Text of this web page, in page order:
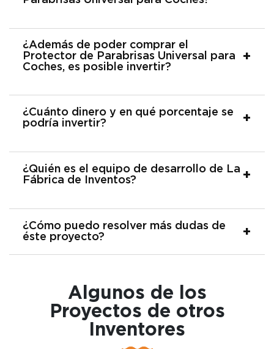
¿Además de poder comprar el
Protector de Parabrisas Universal para
Coches, es posible invertir?
¿Cuánto dinero y en qué porcentaje se
podría invertir?
¿Quién es el equipo de desarrollo de La
Fábrica de Inventos?
¿Cómo puedo resolver más dudas de
éste proyecto?
Algunos de los
Proyectos de otros
Inventores